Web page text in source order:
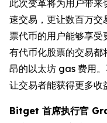
此次变革将为用户带
速交易，更让数百万
票代币的用户能够享
有代币化股票的交易都
昂的以太坊 gas 费用
让交易者能获得更多收
Bitget 首席执行官